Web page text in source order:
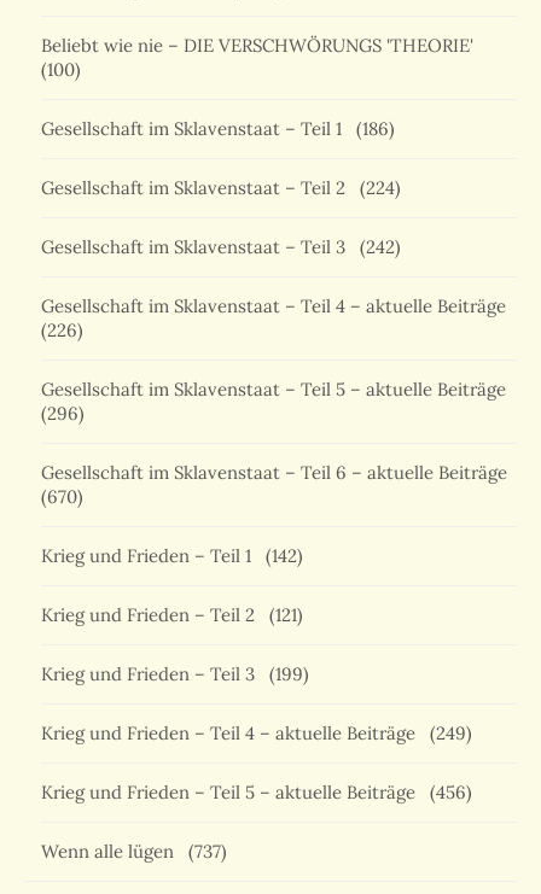
Beliebt wie nie – DIE VERSCHWÖRUNGS 'THEORIE'
(100)
Gesellschaft im Sklavenstaat – Teil 1 (186)
Gesellschaft im Sklavenstaat – Teil 2 (224)
Gesellschaft im Sklavenstaat – Teil 3 (242)
Gesellschaft im Sklavenstaat – Teil 4 – aktuelle Beiträge
(226)
Gesellschaft im Sklavenstaat – Teil 5 – aktuelle Beiträge
(296)
Gesellschaft im Sklavenstaat – Teil 6 – aktuelle Beiträge
(670)
Krieg und Frieden – Teil 1 (142)
Krieg und Frieden – Teil 2 (121)
Krieg und Frieden – Teil 3 (199)
Krieg und Frieden – Teil 4 – aktuelle Beiträge (249)
Krieg und Frieden – Teil 5 – aktuelle Beiträge (456)
Wenn alle lügen (737)